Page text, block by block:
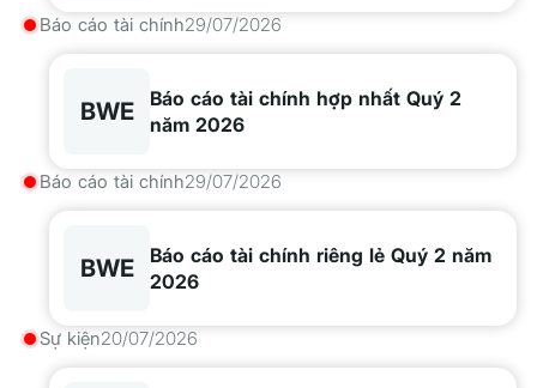
Báo cáo tài chính29/07/2026
BWE
Báo cáo tài chính hợp nhất Quý 2
năm 2026
Báo cáo tài chính29/07/2026
BWE
Báo cáo tài chính riêng lẻ Quý 2 năm
2026
Sự kiện20/07/2026